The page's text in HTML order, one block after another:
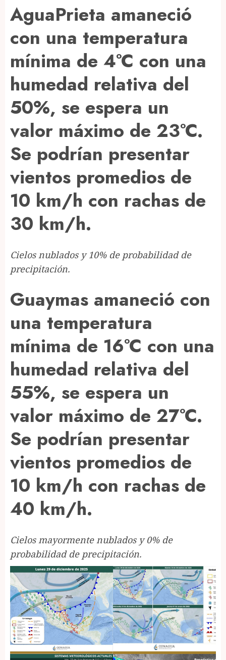
AguaPrieta amaneció
con una temperatura
mínima de 4°C con una
humedad relativa del
50%, se espera un
valor máximo de 23°C.
Se podrían presentar
vientos promedios de
10 km/h con rachas de
30 km/h.
Cielos nublados y 10% de probabilidad de
precipitación.
Guaymas amaneció con
una temperatura
mínima de 16°C con una
humedad relativa del
55%, se espera un
valor máximo de 27°C.
Se podrían presentar
vientos promedios de
10 km/h con rachas de
40 km/h.
Cielos mayormente nublados y 0% de
probabilidad de precipitación.